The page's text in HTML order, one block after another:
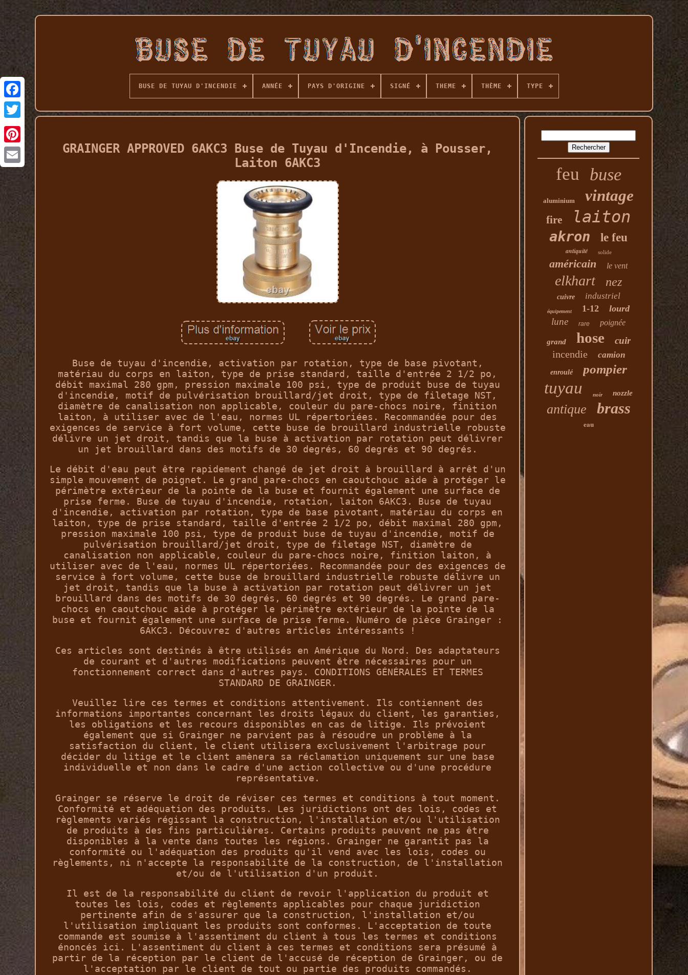
BUSE DE TUYAU D'INCENDIE ANNÉE PAYS D'ORIGINE SIGNÉ THEME THÈME TYPE
GRAINGER APPROVED 6AKC3 Buse de Tuyau d'Incendie, à Pousser,
Laiton 6AKC3
Buse de tuyau d'incendie, activation par rotation, type de base pivotant,
matériau du corps en laiton, type de prise standard, taille d'entrée 2 1/2 po,
débit maximal 280 gpm, pression maximale 100 psi, type de produit buse de tuyau
d'incendie, motif de pulvérisation brouillard/jet droit, type de filetage NST,
diamètre de canalisation non applicable, couleur du pare-chocs noire, finition
laiton, à utiliser avec de l'eau, normes UL répertoriées. Recommandée pour des
exigences de service à fort volume, cette buse de brouillard industrielle robuste
délivre un jet droit, tandis que la buse à activation par rotation peut délivrer
un jet brouillard dans des motifs de 30 degrés, 60 degrés et 90 degrés.
Le débit d'eau peut être rapidement changé de jet droit à brouillard à arrêt d'un
simple mouvement de poignet. Le grand pare-chocs en caoutchouc aide à protéger le
périmètre extérieur de la pointe de la buse et fournit également une surface de
prise ferme. Buse de tuyau d'incendie, rotation, laiton 6AKC3. Buse de tuyau
d'incendie, activation par rotation, type de base pivotant, matériau du corps en
laiton, type de prise standard, taille d'entrée 2 1/2 po, débit maximal 280 gpm,
pression maximale 100 psi, type de produit buse de tuyau d'incendie, motif de
pulvérisation brouillard/jet droit, type de filetage NST, diamètre de
canalisation non applicable, couleur du pare-chocs noire, finition laiton, à
utiliser avec de l'eau, normes UL répertoriées. Recommandée pour des exigences de
service à fort volume, cette buse de brouillard industrielle robuste délivre un
jet droit, tandis que la buse à activation par rotation peut délivrer un jet
brouillard dans des motifs de 30 degrés, 60 degrés et 90 degrés. Le grand pare-
chocs en caoutchouc aide à protéger le périmètre extérieur de la pointe de la
buse et fournit également une surface de prise ferme. Numéro de pièce Grainger :
6AKC3. Découvrez d'autres articles intéressants !
Ces articles sont destinés à être utilisés en Amérique du Nord. Des adaptateurs
de courant et d'autres modifications peuvent être nécessaires pour un
fonctionnement correct dans d'autres pays. CONDITIONS GÉNÉRALES ET TERMES
STANDARD DE GRAINGER.
Veuillez lire ces termes et conditions attentivement. Ils contiennent des
informations importantes concernant les droits légaux du client, les garanties,
les obligations et les recours disponibles en cas de litige. Ils prévoient
également que si Grainger ne parvient pas à résoudre un problème à la
satisfaction du client, le client utilisera exclusivement l'arbitrage pour
décider du litige et le client amènera sa réclamation uniquement sur une base
individuelle et non dans le cadre d'une action collective ou d'une procédure
représentative.
Grainger se réserve le droit de réviser ces termes et conditions à tout moment.
Conformité et adéquation des produits. Les juridictions ont des lois, codes et
règlements variés régissant la construction, l'installation et/ou l'utilisation
de produits à des fins particulières. Certains produits peuvent ne pas être
disponibles à la vente dans toutes les régions. Grainger ne garantit pas la
conformité ou l'adéquation des produits qu'il vend avec les lois, codes ou
règlements, ni n'accepte la responsabilité de la construction, de l'installation
et/ou de l'utilisation d'un produit.
Il est de la responsabilité du client de revoir l'application du produit et
toutes les lois, codes et règlements applicables pour chaque juridiction
pertinente afin de s'assurer que la construction, l'installation et/ou
l'utilisation impliquant les produits sont conformes. L'acceptation de toute
commande est soumise à l'assentiment du client à tous les termes et conditions
énoncés ici. L'assentiment du client à ces termes et conditions sera présumé à
partir de la réception par le client de l'accusé de réception de Grainger, ou de
l'acceptation par le client de tout ou partie des produits commandés.
feu buse
aluminium vintage
fire laiton
akron le feu
antiquité solide
américain le vent
elkhart nez
cuivre industriel
équipement 1-12 lourd
lune rare poignée
grand hose cuir
incendie camion
enroulé pompier
tuyau noir nozzle
antique brass
eau